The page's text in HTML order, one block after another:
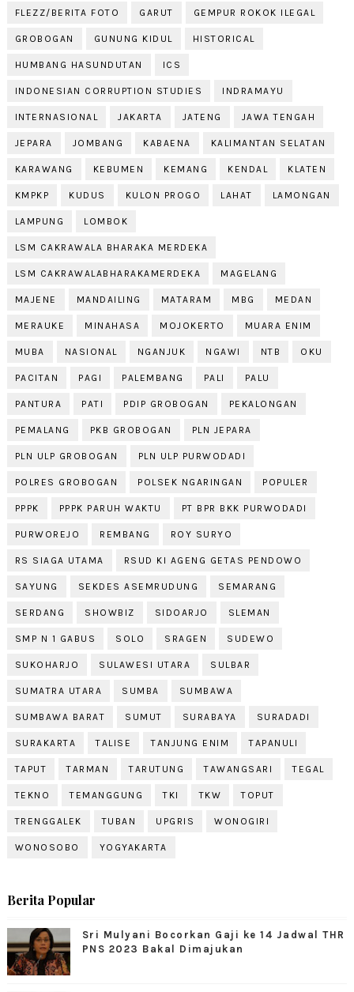
FLEZZ/BERITA FOTO GARUT GEMPUR ROKOK ILEGAL
GROBOGAN GUNUNG KIDUL HISTORICAL
HUMBANG HASUNDUTAN ICS
INDONESIAN CORRUPTION STUDIES INDRAMAYU
INTERNASIONAL JAKARTA JATENG JAWA TENGAH
JEPARA JOMBANG KABAENA KALIMANTAN SELATAN
KARAWANG KEBUMEN KEMANG KENDAL KLATEN
KMPKP KUDUS KULON PROGO LAHAT LAMONGAN
LAMPUNG LOMBOK
LSM CAKRAWALA BHARAKA MERDEKA
LSM CAKRAWALABHARAKAMERDEKA MAGELANG
MAJENE MANDAILING MATARAM MBG MEDAN
MERAUKE MINAHASA MOJOKERTO MUARA ENIM
MUBA NASIONAL NGANJUK NGAWI NTB OKU
PACITAN PAGI PALEMBANG PALI PALU
PANTURA PATI PDIP GROBOGAN PEKALONGAN
PEMALANG PKB GROBOGAN PLN JEPARA
PLN ULP GROBOGAN PLN ULP PURWODADI
POLRES GROBOGAN POLSEK NGARINGAN POPULER
PPPK PPPK PARUH WAKTU PT BPR BKK PURWODADI
PURWOREJO REMBANG ROY SURYO
RS SIAGA UTAMA RSUD KI AGENG GETAS PENDOWO
SAYUNG SEKDES ASEMRUDUNG SEMARANG
SERDANG SHOWBIZ SIDOARJO SLEMAN
SMP N 1 GABUS SOLO SRAGEN SUDEWO
SUKOHARJO SULAWESI UTARA SULBAR
SUMATRA UTARA SUMBA SUMBAWA
SUMBAWA BARAT SUMUT SURABAYA SURADADI
SURAKARTA TALISE TANJUNG ENIM TAPANULI
TAPUT TARMAN TARUTUNG TAWANGSARI TEGAL
TEKNO TEMANGGUNG TKI TKW TOPUT
TRENGGALEK TUBAN UPGRIS WONOGIRI
WONOSOBO YOGYAKARTA
Berita Popular
Sri Mulyani Bocorkan Gaji ke 14 Jadwal THR
PNS 2023 Bakal Dimajukan